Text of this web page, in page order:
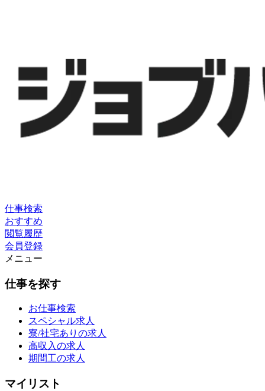
仕事検索
おすすめ
閲覧履歴
会員登録
メニュー
仕事を探す
お仕事検索
スペシャル求人
寮/社宅ありの求人
高収入の求人
期間工の求人
マイリスト